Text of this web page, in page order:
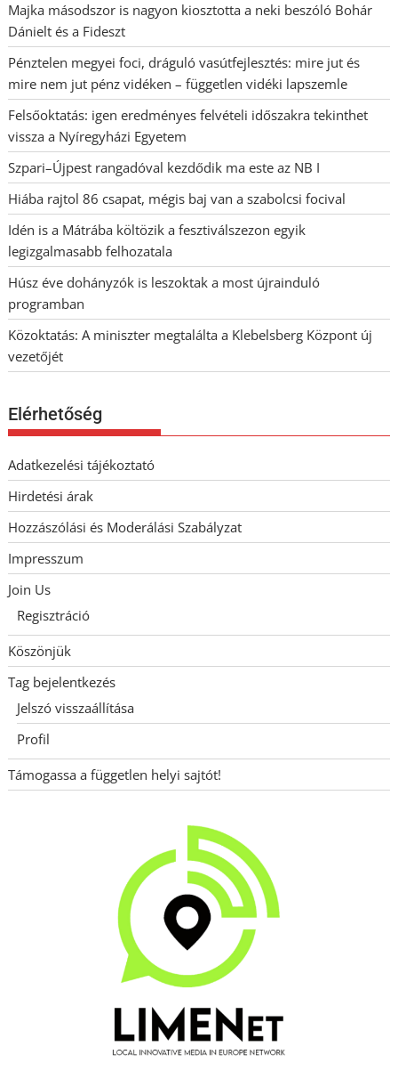
Majka másodszor is nagyon kiosztotta a neki beszóló Bohár
Dánielt és a Fideszt
Pénztelen megyei foci, dráguló vasútfejlesztés: mire jut és
mire nem jut pénz vidéken – független vidéki lapszemle
Felsőoktatás: igen eredményes felvételi időszakra tekinthet
vissza a Nyíregyházi Egyetem
Szpari–Újpest rangadóval kezdődik ma este az NB I
Hiába rajtol 86 csapat, mégis baj van a szabolcsi focival
Idén is a Mátrába költözik a fesztiválszezon egyik
legizgalmasabb felhozatala
Húsz éve dohányzók is leszoktak a most újrainduló
programban
Közoktatás: A miniszter megtalálta a Klebelsberg Központ új
vezetőjét
Elérhetőség
Adatkezelési tájékoztató
Hirdetési árak
Hozzászólási és Moderálási Szabályzat
Impresszum
Join Us
Regisztráció
Köszönjük
Tag bejelentkezés
Jelszó visszaállítása
Profil
Támogassa a független helyi sajtót!